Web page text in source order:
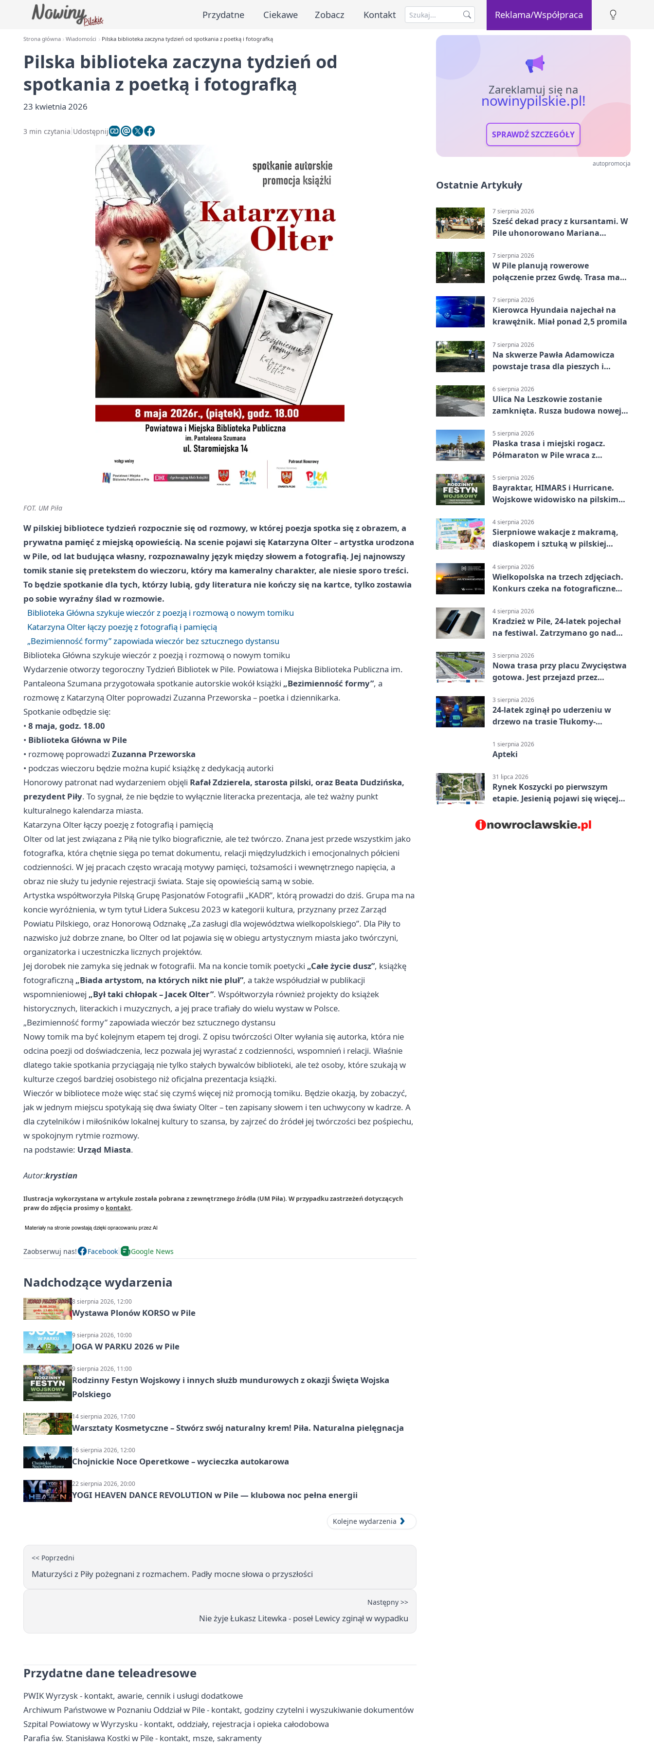
Przydatne Ciekawe Zobacz Kontakt Reklama/Współpraca
Strona główna Wiadomości Pilska biblioteka zaczyna tydzień od spotkania z poetką i fotografką
Pilska biblioteka zaczyna tydzień od
spotkania z poetką i fotografką
23 kwietnia 2026
3 min czytania Udostępnij
FOT. UM Piła
W pilskiej bibliotece tydzień rozpocznie się od rozmowy, w której poezja spotka się z obrazem, a
prywatna pamięć z miejską opowieścią. Na scenie pojawi się Katarzyna Olter – artystka urodzona
w Pile, od lat budująca własny, rozpoznawalny język między słowem a fotografią. Jej najnowszy
tomik stanie się pretekstem do wieczoru, który ma kameralny charakter, ale niesie sporo treści.
To będzie spotkanie dla tych, którzy lubią, gdy literatura nie kończy się na kartce, tylko zostawia
po sobie wyraźny ślad w rozmowie.
Biblioteka Główna szykuje wieczór z poezją i rozmową o nowym tomiku
Katarzyna Olter łączy poezję z fotografią i pamięcią
„Bezimienność formy” zapowiada wieczór bez sztucznego dystansu
Biblioteka Główna szykuje wieczór z poezją i rozmową o nowym tomiku
Wydarzenie otworzy tegoroczny Tydzień Bibliotek w Pile. Powiatowa i Miejska Biblioteka Publiczna im.
Pantaleona Szumana przygotowała spotkanie autorskie wokół książki „Bezimienność formy”, a
rozmowę z Katarzyną Olter poprowadzi Zuzanna Przeworska – poetka i dziennikarka.
Spotkanie odbędzie się:
• 8 maja, godz. 18.00
• Biblioteka Główna w Pile
• rozmowę poprowadzi Zuzanna Przeworska
• podczas wieczoru będzie można kupić książkę z dedykacją autorki
Honorowy patronat nad wydarzeniem objęli Rafał Zdzierela, starosta pilski, oraz Beata Dudzińska,
prezydent Piły. To sygnał, że nie będzie to wyłącznie literacka prezentacja, ale też ważny punkt
kulturalnego kalendarza miasta.
Katarzyna Olter łączy poezję z fotografią i pamięcią
Olter od lat jest związana z Piłą nie tylko biograficznie, ale też twórczo. Znana jest przede wszystkim jako
fotografka, która chętnie sięga po temat dokumentu, relacji międzyludzkich i emocjonalnych półcieni
codzienności. W jej pracach często wracają motywy pamięci, tożsamości i wewnętrznego napięcia, a
obraz nie służy tu jedynie rejestracji świata. Staje się opowieścią samą w sobie.
Artystka współtworzyła Pilską Grupę Pasjonatów Fotografii „KADR”, którą prowadzi do dziś. Grupa ma na
koncie wyróżnienia, w tym tytuł Lidera Sukcesu 2023 w kategorii kultura, przyznany przez Zarząd
Powiatu Pilskiego, oraz Honorową Odznakę „Za zasługi dla województwa wielkopolskiego”. Dla Piły to
nazwisko już dobrze znane, bo Olter od lat pojawia się w obiegu artystycznym miasta jako twórczyni,
organizatorka i uczestniczka licznych projektów.
Jej dorobek nie zamyka się jednak w fotografii. Ma na koncie tomik poetycki „Całe życie dusz”, książkę
fotograficzną „Biada artystom, na których nikt nie pluł”, a także współudział w publikacji
wspomnieniowej „Był taki chłopak – Jacek Olter”. Współtworzyła również projekty do książek
historycznych, literackich i muzycznych, a jej prace trafiały do wielu wystaw w Polsce.
„Bezimienność formy” zapowiada wieczór bez sztucznego dystansu
Nowy tomik ma być kolejnym etapem tej drogi. Z opisu twórczości Olter wyłania się autorka, która nie
odcina poezji od doświadczenia, lecz pozwala jej wyrastać z codzienności, wspomnień i relacji. Właśnie
dlatego takie spotkania przyciągają nie tylko stałych bywalców biblioteki, ale też osoby, które szukają w
kulturze czegoś bardziej osobistego niż oficjalna prezentacja książki.
Wieczór w bibliotece może więc stać się czymś więcej niż promocją tomiku. Będzie okazją, by zobaczyć,
jak w jednym miejscu spotykają się dwa światy Olter – ten zapisany słowem i ten uchwycony w kadrze. A
dla czytelników i miłośników lokalnej kultury to szansa, by zajrzeć do źródeł jej twórczości bez pośpiechu,
w spokojnym rytmie rozmowy.
na podstawie: Urząd Miasta.
Autor:krystian
Ilustracja wykorzystana w artykule została pobrana z zewnętrznego źródła (UM Piła). W przypadku zastrzeżeń dotyczących
praw do zdjęcia prosimy o kontakt.
Zaobserwuj nas! Facebook Google News
Nadchodzące wydarzenia
8 sierpnia 2026, 12:00
Wystawa Plonów KORSO w Pile
9 sierpnia 2026, 10:00
JOGA W PARKU 2026 w Pile
9 sierpnia 2026, 11:00
Rodzinny Festyn Wojskowy i innych służb mundurowych z okazji Święta Wojska
Polskiego
14 sierpnia 2026, 17:00
Warsztaty Kosmetyczne – Stwórz swój naturalny krem! Piła. Naturalna pielęgnacja
16 sierpnia 2026, 12:00
Chojnickie Noce Operetkowe – wycieczka autokarowa
22 sierpnia 2026, 20:00
YOGI HEAVEN DANCE REVOLUTION w Pile — klubowa noc pełna energii
Kolejne wydarzenia
<< Poprzedni
Maturzyści z Piły pożegnani z rozmachem. Padły mocne słowa o przyszłości
Następny >>
Nie żyje Łukasz Litewka - poseł Lewicy zginął w wypadku
Przydatne dane teleadresowe
PWIK Wyrzysk - kontakt, awarie, cennik i usługi dodatkowe
Archiwum Państwowe w Poznaniu Oddział w Pile - kontakt, godziny czytelni i wyszukiwanie dokumentów
Szpital Powiatowy w Wyrzysku - kontakt, oddziały, rejestracja i opieka całodobowa
Parafia św. Stanisława Kostki w Pile - kontakt, msze, sakramenty
Zareklamuj się na
nowinypilskie.pl!
SPRAWDŹ SZCZEGÓŁY
autopromocja
Ostatnie Artykuły
7 sierpnia 2026
Sześć dekad pracy z kursantami. W
Pile uhonorowano Mariana
7 sierpnia 2026
W Pile planują rowerowe
połączenie przez Gwdę. Trasa ma
7 sierpnia 2026
Kierowca Hyundaia najechał na
krawężnik. Miał ponad 2,5 promila
7 sierpnia 2026
Na skwerze Pawła Adamowicza
powstaje trasa dla pieszych i
6 sierpnia 2026
Ulica Na Leszkowie zostanie
zamknięta. Rusza budowa nowej
5 sierpnia 2026
Płaska trasa i miejski rogacz.
Półmaraton w Pile wraca z
5 sierpnia 2026
Bayraktar, HIMARS i Hurricane.
Wojskowe widowisko na pilskim
4 sierpnia 2026
Sierpniowe wakacje z makramą,
diaskopem i sztuką w pilskiej
4 sierpnia 2026
Wielkopolska na trzech zdjęciach.
Konkurs czeka na fotograficzne
4 sierpnia 2026
Kradzież w Pile, 24-latek pojechał
na festiwal. Zatrzymano go nad
3 sierpnia 2026
Nowa trasa przy placu Zwycięstwa
gotowa. Jest przejazd przez
3 sierpnia 2026
24-latek zginął po uderzeniu w
drzewo na trasie Tłukomy-
1 sierpnia 2026
Apteki
31 lipca 2026
Rynek Koszycki po pierwszym
etapie. Jesienią pojawi się więcej